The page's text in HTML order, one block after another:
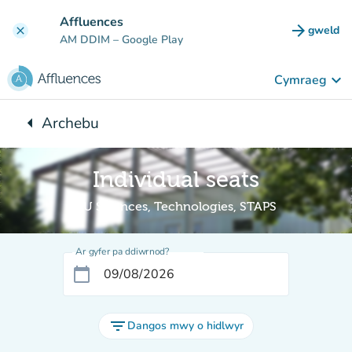
clear Affluences
AM DDIM – Google Play arrow_forward gweld
(tab
Cymraeg keyboard_arrow_down
arrow_leftYn ôl i:
Archebu
Individual seats
BU Sciences, Technologies, STAPS
Ar gyfer pa ddiwrnod?
calendar_today
filter_list Dangos mwy o hidlwyr